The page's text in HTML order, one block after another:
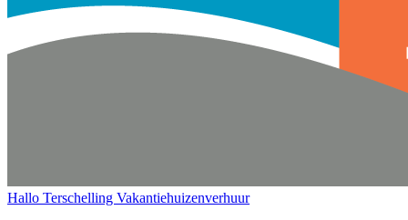
Hallo Terschelling Vakantiehuizenverhuur